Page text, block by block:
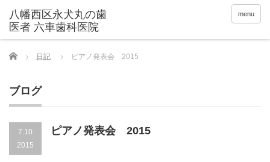
menu
Home 日記 ピアノ発表会 2015
ブログ
7.10
2015
ピアノ発表会 2015